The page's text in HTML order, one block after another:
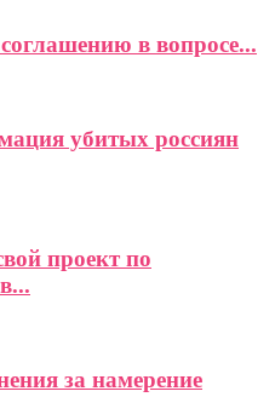
в вопросе...
убитых россиян
проект по
за намерение